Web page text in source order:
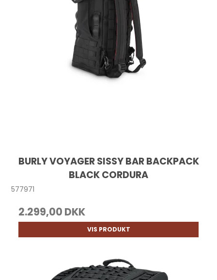
BURLY VOYAGER SISSY BAR BACKPACK
BLACK CORDURA
577971
2.299,00 DKK
VIS PRODUKT